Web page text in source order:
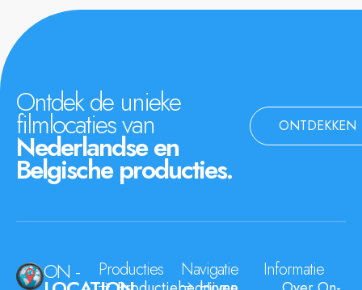
Ontdek de unieke
filmlocaties van
Nederlandse en
Belgische producties.
ONTDEKKEN
ON - Producties Navigatie Informatie